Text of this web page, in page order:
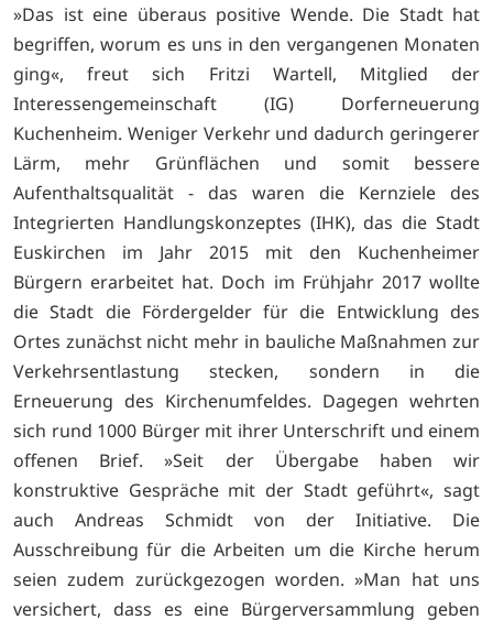
»Das ist eine überaus positive Wende. Die Stadt hat
begriffen, worum es uns in den vergangenen Monaten
ging«, freut sich Fritzi Wartell, Mitglied der
Interessengemeinschaft (IG) Dorferneuerung
Kuchenheim. Weniger Verkehr und dadurch geringerer
Lärm, mehr Grünflächen und somit bessere
Aufenthaltsqualität - das waren die Kernziele des
Integrierten Handlungskonzeptes (IHK), das die Stadt
Euskirchen im Jahr 2015 mit den Kuchenheimer
Bürgern erarbeitet hat. Doch im Frühjahr 2017 wollte
die Stadt die Fördergelder für die Entwicklung des
Ortes zunächst nicht mehr in bauliche Maßnahmen zur
Verkehrsentlastung stecken, sondern in die
Erneuerung des Kirchenumfeldes. Dagegen wehrten
sich rund 1000 Bürger mit ihrer Unterschrift und einem
offenen Brief. »Seit der Übergabe haben wir
konstruktive Gespräche mit der Stadt geführt«, sagt
auch Andreas Schmidt von der Initiative. Die
Ausschreibung für die Arbeiten um die Kirche herum
seien zudem zurückgezogen worden. »Man hat uns
versichert, dass es eine Bürgerversammlung geben